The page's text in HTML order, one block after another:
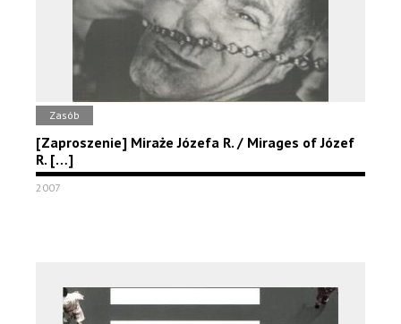
Zasób
[Zaproszenie] Miraże Józefa R. / Mirages of Józef
R. […]
2007